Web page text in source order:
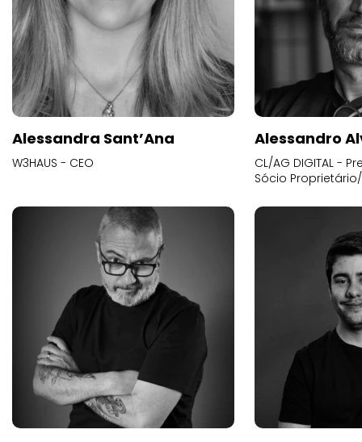
Alessandra Sant’Ana
W3HAUS - CEO
Alessandro
CL/AG DIGITAL -
Sócio